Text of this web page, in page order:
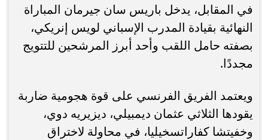
في المقابل، يدخل باريس سان جيرمان المباراة
النهائية بقيادة المدرب الإسباني لويس إنريكي،
بصفته حامل اللقب وأحد أبرز المرشحين للتتويج
مجددًا.
ويعتمد الفريق الفرنسي على قوة هجومية ضاربة
يقودها الثلاثي عثمان ديمبيلي، ديزيريه دوي،
وخفيتشا كفاراتسخيليا، في محاولة لاختراق